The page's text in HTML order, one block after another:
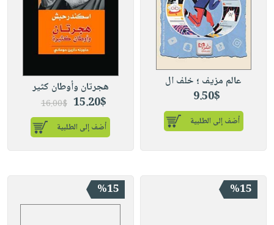
عالم مزيف ؛ خلف ال
9.50$
أضف إلى الطلبية
هجرتان وأوطان كثير
15.20$
16.00$
أضف إلى الطلبية
%15
%15